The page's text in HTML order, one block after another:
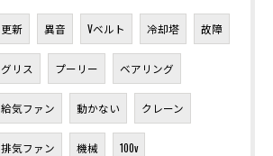
更新 異音 Vベルト 冷却塔 故障
グリス プーリー ベアリング
給気ファン 動かない クレーン
排気ファン 機械 100v